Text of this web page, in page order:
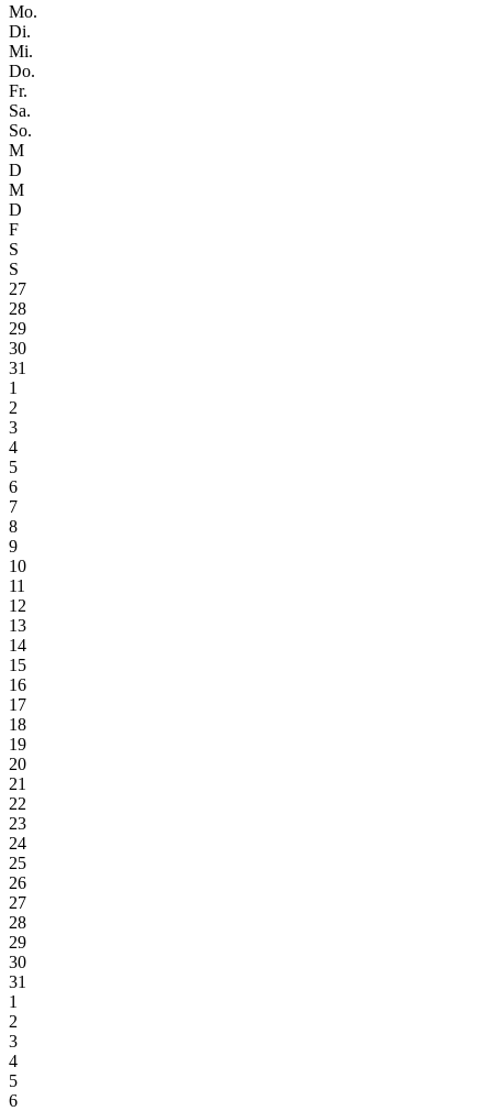
Mo.
Di.
Mi.
Do.
Fr.
Sa.
So.
M
D
M
D
F
S
S
27
28
29
30
31
1
2
3
4
5
6
7
8
9
10
11
12
13
14
15
16
17
18
19
20
21
22
23
24
25
26
27
28
29
30
31
1
2
3
4
5
6